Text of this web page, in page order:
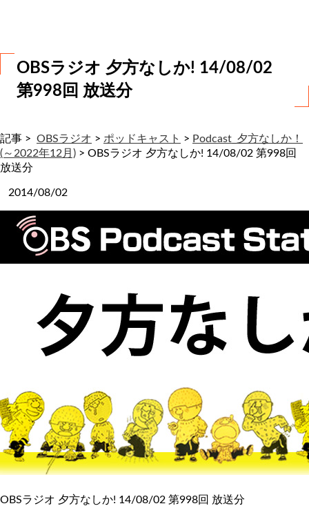
OBSラジオ 夕方なしか! 14/08/02
第998回 放送分
記事 > OBSラジオ > ポッドキャスト > Podcast_夕方なしか！
(～2022年12月) > OBSラジオ 夕方なしか! 14/08/02 第998回
放送分
2014/08/02
OBSラジオ 夕方なしか! 14/08/02 第998回 放送分